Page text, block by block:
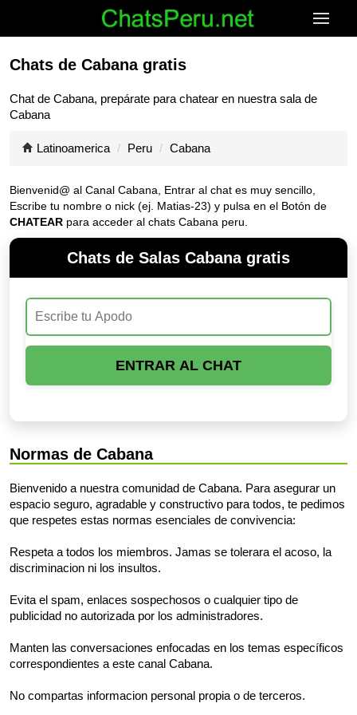
Chats de Cabana gratis
Chat de Cabana, prepárate para chatear en nuestra sala de
Cabana
Latinoamerica Peru Cabana
Bienvenid@ al Canal Cabana , Entrar al chat es muy sencillo,
Escribe tu nombre o nick (ej. Matias-23) y pulsa en el Botón de
CHATEAR para acceder al chats Cabana peru.
Chats de Salas Cabana gratis
ENTRAR AL CHAT
Normas de Cabana
Bienvenido a nuestra comunidad de Cabana. Para asegurar un
espacio seguro, agradable y constructivo para todos, te pedimos
que respetes estas normas esenciales de convivencia:
Respeta a todos los miembros. Jamas se tolerara el acoso, la
discriminacion ni los insultos.
Evita el spam, enlaces sospechosos o cualquier tipo de
publicidad no autorizada por los administradores.
Manten las conversaciones enfocadas en los temas específicos
correspondientes a este canal Cabana.
No compartas informacion personal propia o de terceros.